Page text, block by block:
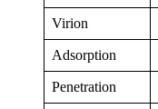
Virion
Adsorption
Penetration